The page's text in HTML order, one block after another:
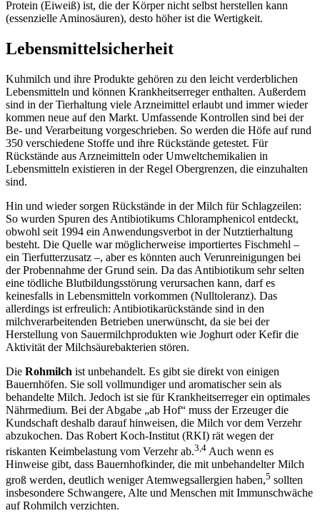
Protein (Eiweiß) ist, die der Körper nicht selbst herstellen kann
(essenzielle Aminosäuren), desto höher ist die Wertigkeit.
Lebensmittelsicherheit
Kuhmilch und ihre Produkte gehören zu den leicht verderblichen
Lebensmitteln und können Krankheitserreger enthalten. Außerdem
sind in der Tierhaltung viele Arzneimittel erlaubt und immer wieder
kommen neue auf den Markt. Umfassende Kontrollen sind bei der
Be- und Verarbeitung vorgeschrieben. So werden die Höfe auf rund
350 verschiedene Stoffe und ihre Rückstände getestet. Für
Rückstände aus Arzneimitteln oder Umweltchemikalien in
Lebensmitteln existieren in der Regel Obergrenzen, die einzuhalten
sind.
Hin und wieder sorgen Rückstände in der Milch für Schlagzeilen:
So wurden Spuren des Antibiotikums Chloramphenicol entdeckt,
obwohl seit 1994 ein Anwendungsverbot in der Nutztierhaltung
besteht. Die Quelle war möglicherweise importiertes Fischmehl –
ein Tierfutterzusatz –, aber es könnten auch Verunreinigungen bei
der Probennahme der Grund sein. Da das Antibiotikum sehr selten
eine tödliche Blutbildungsstörung verursachen kann, darf es
keinesfalls in Lebensmitteln vorkommen (Nulltoleranz). Das
allerdings ist erfreulich: Antibiotikarückstände sind in den
milchverarbeitenden Betrieben unerwünscht, da sie bei der
Herstellung von Sauermilchprodukten wie Joghurt oder Kefir die
Aktivität der Milchsäurebakterien stören.
Die Rohmilch ist unbehandelt. Es gibt sie direkt von einigen
Bauernhöfen. Sie soll vollmundiger und aromatischer sein als
behandelte Milch. Jedoch ist sie für Krankheitserreger ein optimales
Nährmedium. Bei der Abgabe „ab Hof“ muss der Erzeuger die
Kundschaft deshalb darauf hinweisen, die Milch vor dem Verzehr
abzukochen. Das Robert Koch-Institut (RKI) rät wegen der
riskanten Keimbelastung vom Verzehr ab.3,4 Auch wenn es
Hinweise gibt, dass Bauernhofkinder, die mit unbehandelter Milch
groß werden, deutlich weniger Atemwegsallergien haben,5 sollten
insbesondere Schwangere, Alte und Menschen mit Immunschwäche
auf Rohmilch verzichten.